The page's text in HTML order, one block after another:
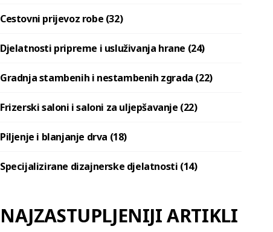
Cestovni prijevoz robe (32)
Djelatnosti pripreme i usluživanja hrane (24)
Gradnja stambenih i nestambenih zgrada (22)
Frizerski saloni i saloni za uljepšavanje (22)
Piljenje i blanjanje drva (18)
Specijalizirane dizajnerske djelatnosti (14)
NAJZASTUPLJENIJI ARTIKLI